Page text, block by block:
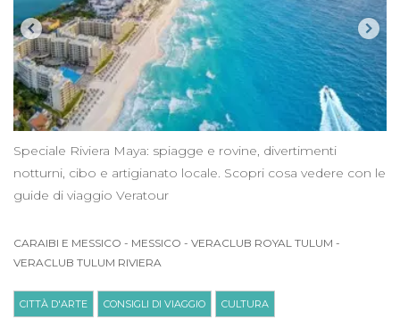
Speciale Riviera Maya: spiagge e rovine, divertimenti
notturni, cibo e artigianato locale. Scopri cosa vedere con le
guide di viaggio Veratour
CARAIBI E MESSICO - MESSICO - VERACLUB ROYAL TULUM -
VERACLUB TULUM RIVIERA
CITTÀ D'ARTE CONSIGLI DI VIAGGIO CULTURA